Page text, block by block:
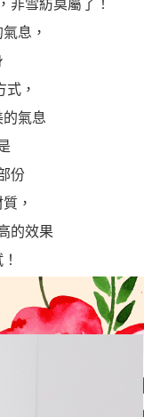
非雪紡莫屬了！
息，
，
氣息
份
，
的效果